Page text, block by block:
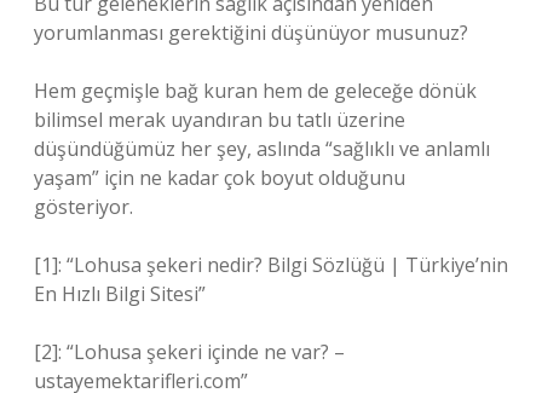
yorumlanması gerektiğini düşünüyor musunuz?
Hem geçmişle bağ kuran hem de geleceğe dönük
bilimsel merak uyandıran bu tatlı üzerine
düşündüğümüz her şey, aslında “sağlıklı ve anlamlı
yaşam” için ne kadar çok boyut olduğunu
gösteriyor.
[1]: “Lohusa şekeri nedir? Bilgi Sözlüğü | Türkiye’nin
En Hızlı Bilgi Sitesi”
[2]: “Lohusa şekeri içinde ne var? –
ustayemektarifleri.com”